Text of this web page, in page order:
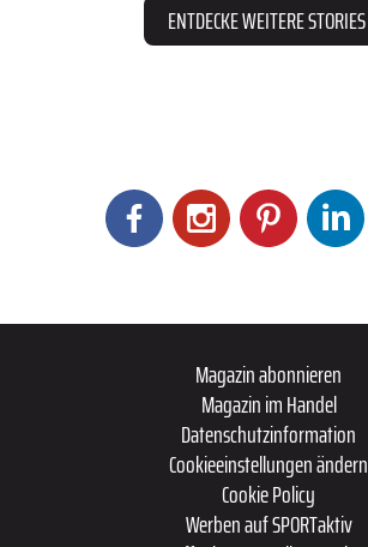
ENTDECKE WEITERE STORIES
Magazin abonnieren
Magazin im Handel
Datenschutzinformation
Cookieeinstellungen ändern
Cookie Policy
Werben auf SPORTaktiv